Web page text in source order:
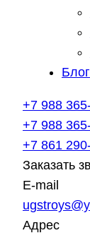
Блог
+7 988
+7 988
+7 861
Заказать
E-mail
Адрес